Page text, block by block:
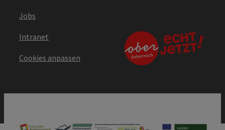
Jobs
Intranet
Cookies anpassen